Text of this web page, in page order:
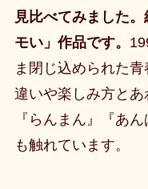
見比べてみました
モい」作品です。
ま閉じ込められた
違いや楽しみ方と
『らんまん』『あ
も触れています。